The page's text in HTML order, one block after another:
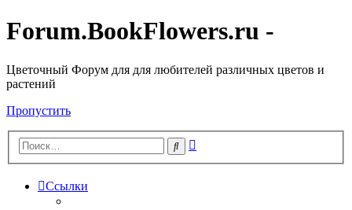
Forum.BookFlowers.ru -
Цветочный Форум для для любителей различных цветов и
растений
Пропустить
Поиск
Ссылки